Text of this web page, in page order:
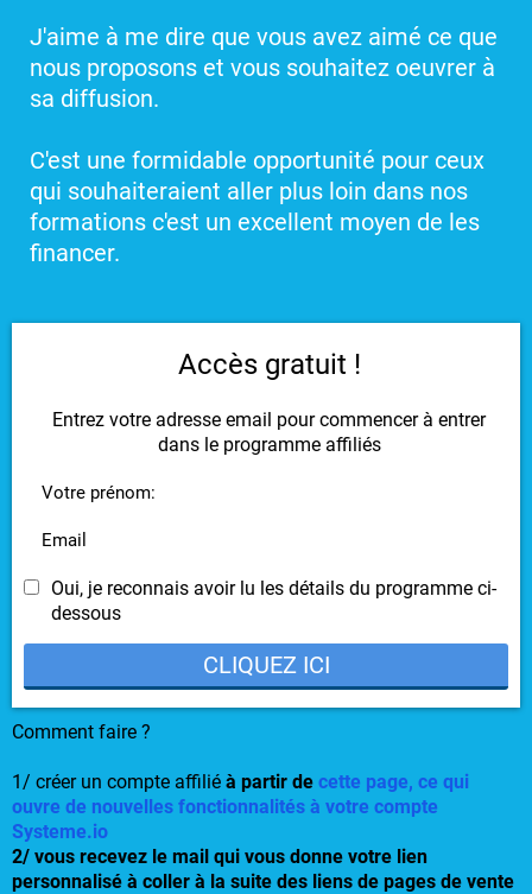
J'aime à me dire que vous avez aimé ce que
nous proposons et vous souhaitez oeuvrer à
sa diffusion.
C'est une formidable opportunité pour ceux
qui souhaiteraient aller plus loin dans nos
formations c'est un excellent moyen de les
financer.
Accès gratuit !
Entrez votre adresse email pour commencer à entrer
dans le programme affiliés
Votre prénom:
Email
Oui, je reconnais avoir lu les détails du programme ci-
dessous
CLIQUEZ ICI
Comment faire ?
1/ créer un compte affilié à partir de cette page, ce qui
ouvre de nouvelles fonctionnalités à votre compte
Systeme.io
2/ vous recevez le mail qui vous donne votre lien
personnalisé à coller à la suite des liens de pages de vente